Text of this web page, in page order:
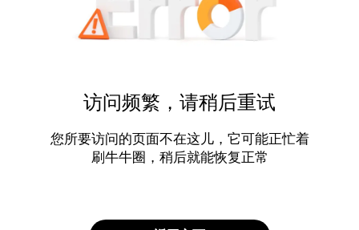
访问频繁，请稍后重试
您所要访问的页面不在这儿，它可能正忙着
刷牛牛圈，稍后就能恢复正常